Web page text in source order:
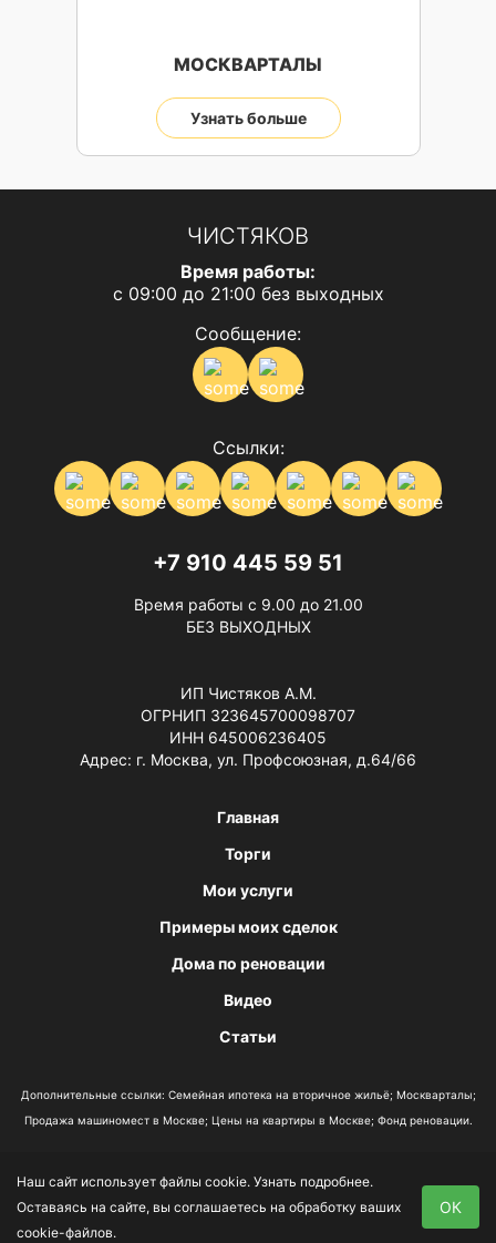
МОСКВАРТАЛЫ
Узнать больше
ЧИСТЯКОВ
Время работы:
с 09:00 до 21:00 без выходных
Сообщение:
Ссылки:
+7 910 445 59 51
Время работы с 9.00 до 21.00
БЕЗ ВЫХОДНЫХ
ИП Чистяков А.М.
ОГРНИП 323645700098707
ИНН 645006236405
Адрес: г. Москва, ул. Профсоюзная, д.64/66
Главная
Торги
Мои услуги
Примеры моих сделок
Дома по реновации
Видео
Статьи
Дополнительные ссылки: Семейная ипотека на вторичное жильё; Москварталы;
Продажа машиномест в Москве; Цены на квартиры в Москве; Фонд реновации.
Политика конфиденциальности
Согласие на обработку данных
Наш сайт использует файлы cookie. Узнать подробнее.
Оставаясь на сайте, вы соглашаетесь на обработку ваших
cookie-файлов.
ОК